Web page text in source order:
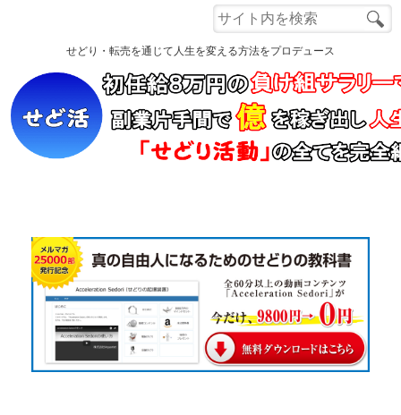
もくじ
電脳せどり講座
Q&A
Close
せどり・転売を通じて人生を変える方法をプロデュース